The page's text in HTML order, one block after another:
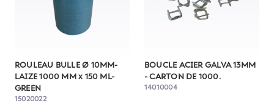
ROULEAU BULLE Ø 10MM-
LAIZE 1000 MM x 150 ML-
GREEN
15020022
BOUCLE ACIER GALVA 13MM
- CARTON DE 1000.
14010004